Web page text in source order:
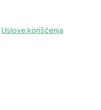
Uslove korišćenja